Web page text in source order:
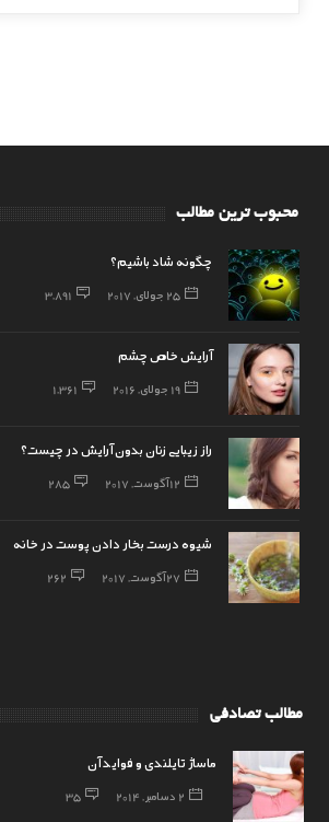
محبوب ترین مطالب
چگونه شاد باشیم؟
25 جولای, 2017 3,891
آرایش خاص چشم
19 جولای, 2016 1,361
راز زیبایی زنان بدون آرایش در چیست؟
12 آگوست, 2017 285
شیوه درست بخار دادن پوست در خانه
27 آگوست, 2017 262
مطالب تصادفی
ماساژ تایلندی و فواید آن
2 دسامبر, 2014 35